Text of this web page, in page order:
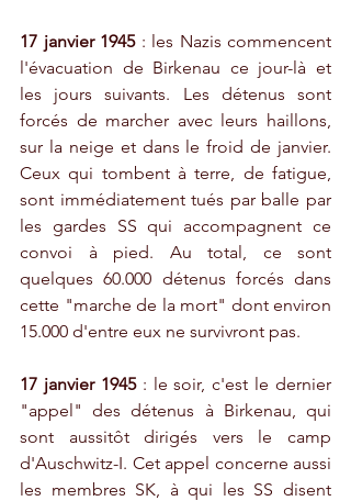
17 janvier 1945 : les Nazis commencent
l'évacuation de Birkenau ce jour-là et
les jours suivants. Les détenus sont
forcés de marcher avec leurs haillons,
sur la neige et dans le froid de janvier.
Ceux qui tombent à terre, de fatigue,
sont immédiatement tués par balle par
les gardes SS qui accompagnent ce
convoi à pied. Au total, ce sont
quelques 60.000 détenus forcés dans
cette "marche de la mort" dont environ
15.000 d'entre eux ne survivront pas.
17 janvier 1945 : le soir, c'est le dernier
"appel" des détenus à Birkenau, qui
sont aussitôt dirigés vers le camp
d'Auschwitz-I. Cet appel concerne aussi
les membres SK, à qui les SS disent